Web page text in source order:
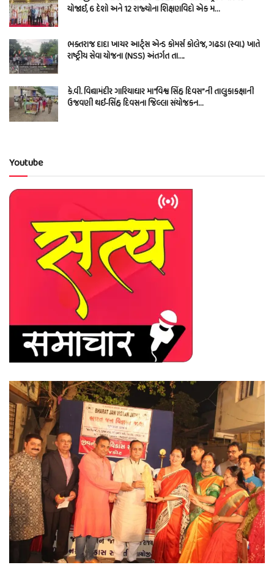
યોજાઈ, 6 દેશો અને 12 રાજ્યોના શિક્ષણવિદો એક મ…
ભક્તરાજ દાદા ખાચર આર્ટ્સ એન્ડ કોમર્સ કોલેજ, ગઢડા (સ્વા.) ખાતે
રાષ્ટ્રીય સેવા યોજના (NSS) અંતર્ગત તા….
કે.વી. વિદ્યામંદીર ગારિયાધાર મા“વિશ્વ સિંહ દિવસ”ની તાલુકાકક્ષાની
ઉજવણી થઈ-સિંહ દિવસના જિલ્લા સંયોજકન…
Youtube